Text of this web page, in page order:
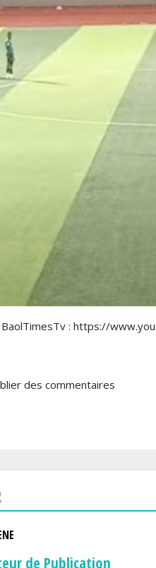
: https://
des commentaires
de Publication